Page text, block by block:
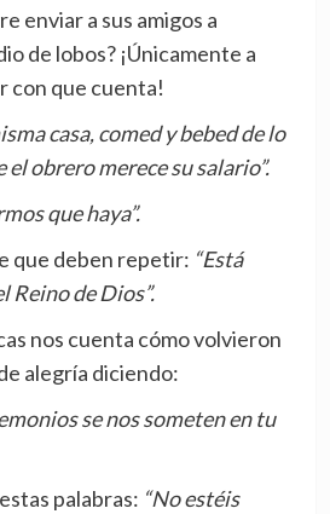
enviar a sus amigos a
de lobos? ¡Únicamente a
con que cuenta!
casa, comed y bebed de lo
obrero merece su salario”.
que haya”.
que deben repetir: “Está
Reino de Dios”.
nos cuenta cómo volvieron
alegría diciendo:
se nos someten en tu
palabras: “No estéis